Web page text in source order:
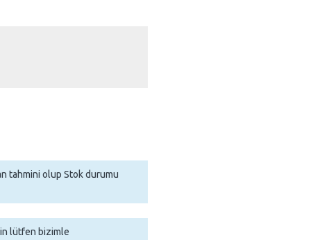
tahmini olup Stok durumu
lütfen bizimle